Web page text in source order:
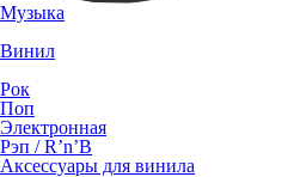
Музыка
Винил
Рок
Поп
Электронная
Рэп / R’n’B
Аксессуары для винила